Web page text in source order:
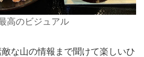
高のビジュアル
な山の情報まで聞けて楽しいひ